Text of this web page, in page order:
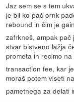
Jaz sem se s tem
je bil ko pač ornk
rebound in čim je
zafrkneš, ampak
stvar bistveno lažja
prometa in recimo
transaction fee, kar
moraš potem viseti
pametnega za delati